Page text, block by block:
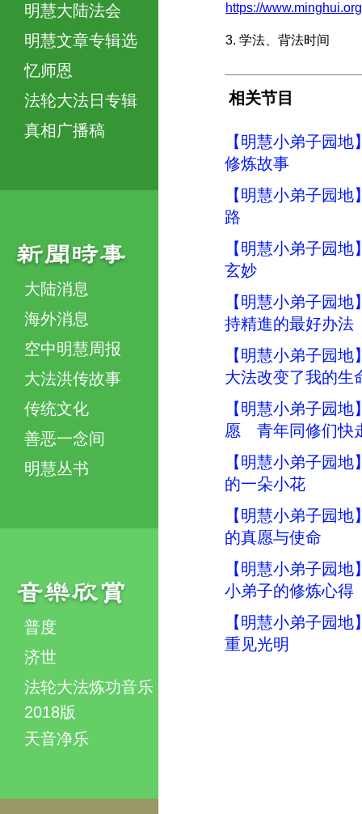
明慧大陆法会
明慧文章专辑选
忆师恩
法轮大法日专辑
真相广播稿
大陆消息
海外消息
空中明慧周报
大法洪传故事
传统文化
善恶一念间
明慧丛书
普度
济世
法轮大法炼功音乐
2018版
天音净乐
https://
3. 学法、背法时间
相关节目
【明慧小弟子园
修炼故事
【明慧小弟子园
路
【明慧小弟子园
玄妙
【明慧小弟子园
持精進的最好办法
【明慧小弟子园
大法改变了我的生
【明慧小弟子园
愿 青年同修们快
【明慧小弟子园
的一朵小花
【明慧小弟子园
的真愿与使命
【明慧小弟子园
小弟子的修炼心得
【明慧小弟子园
重见光明